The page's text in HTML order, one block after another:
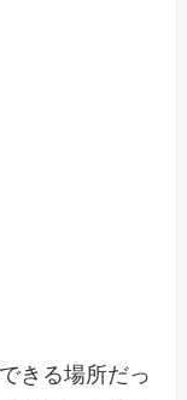
きる場所だっ